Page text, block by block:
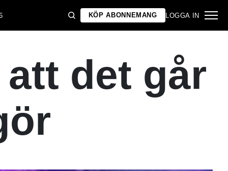
KÖP ABONNEMANG LOGGA IN
det går